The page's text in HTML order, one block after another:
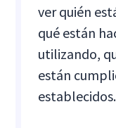
ver quién
qué están
utilizando,
están
establecidos.